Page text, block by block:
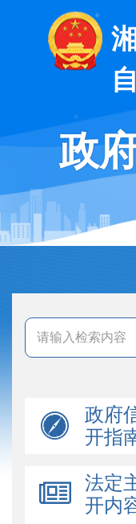
政
政府
开指
法定
开内